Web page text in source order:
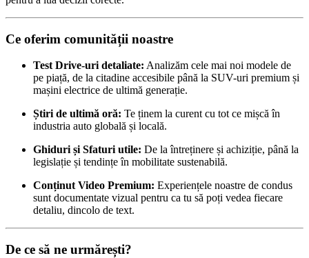
Ce oferim comunității noastre
Test Drive-uri detaliate: Analizăm cele mai noi modele de
pe piață, de la citadine accesibile până la SUV-uri premium și
mașini electrice de ultimă generație.
Știri de ultimă oră: Te ținem la curent cu tot ce mișcă în
industria auto globală și locală.
Ghiduri și Sfaturi utile: De la întreținere și achiziție, până la
legislație și tendințe în mobilitate sustenabilă.
Conținut Video Premium: Experiențele noastre de condus
sunt documentate vizual pentru ca tu să poți vedea fiecare
detaliu, dincolo de text.
De ce să ne urmărești?